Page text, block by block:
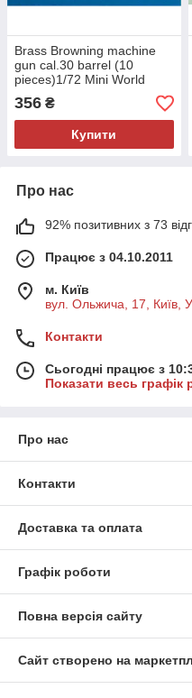
Brass Browning machine
gun cal.30 barrel (10
pieces)1/72 Mini World
7231b
356 ₴
Купити
Про нас
92% позитивних з 73
Працює з 04.10.2011
м. Київ
вул. Ольжича, 17, Київ,
Контакти
Сьогодні працює з
Показати весь графік
Про нас
Контакти
Доставка та оплата
Графік роботи
Повна версія сайту
Сайт створено на